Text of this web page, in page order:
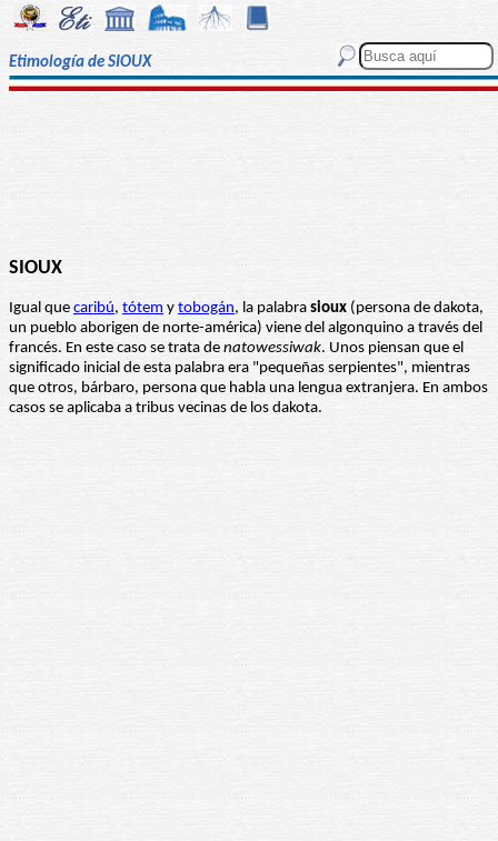
Etimología de SIOUX
SIOUX
Igual que caribú, tótem y tobogán, la palabra sioux (persona de dakota,
un pueblo aborigen de norte-américa) viene del algonquino a través del
francés. En este caso se trata de natowessiwak. Unos piensan que el
significado inicial de esta palabra era "pequeñas serpientes", mientras
que otros, bárbaro, persona que habla una lengua extranjera. En ambos
casos se aplicaba a tribus vecinas de los dakota.